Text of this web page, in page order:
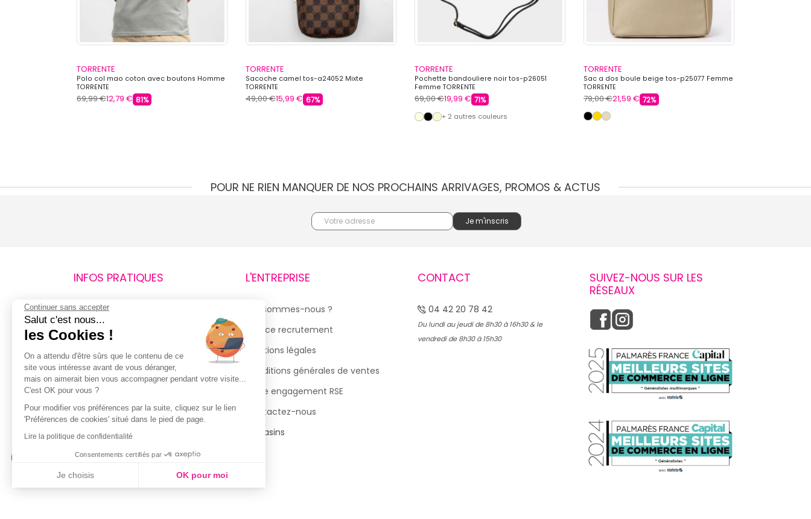
TORRENTE
Polo col mao coton avec boutons Homme
TORRENTE
69,99 €12,79 € 81%
TORRENTE
Sacoche camel tos-a24052 Mixte
TORRENTE
49,00 €15,99 € 67%
TORRENTE
Pochette bandouliere noir tos-p26051
Femme TORRENTE
69,00 €19,99 € 71%
+ 2 autres couleurs
TORRENTE
Sac a dos boule beige tos-p25077 Femme
TORRENTE
79,00 €21,59 € 72%
POUR NE RIEN MANQUER DE NOS PROCHAINS ARRIVAGES, PROMOS & ACTUS
INFOS PRATIQUES
Retours et remboursements
Suivi de commande
Livraisons
Guide des tailles
Politique de confidentialité
Conditions générales d’utilisation
de la Carte de Fidélité
L'ENTREPRISE
Qui sommes-nous ?
Espace recrutement
Mentions légales
Conditions générales de ventes
Notre engagement RSE
Contactez-nous
Magasins
CONTACT
04 42 20 78 42
Du lundi au jeudi de 8h30 à 16h30 & le
vendredi de 8h30 à 15h30
SUIVEZ-NOUS SUR LES
RÉSEAUX
Continuer sans accepter
Salut c'est nous...
les Cookies !
On a attendu d'être sûrs que le contenu de ce
site vous intéresse avant de vous déranger,
mais on aimerait bien vous accompagner pendant votre visite...
C'est OK pour vous ?
Pour modifier vos préférences par la suite, cliquez sur le lien
'Préférences de cookies' situé dans le pied de page.
Lire la politique de confidentialité
Consentements certifiés par
Je choisis OK pour moi